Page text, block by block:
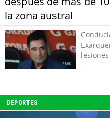
la zona austral
DEPORTES